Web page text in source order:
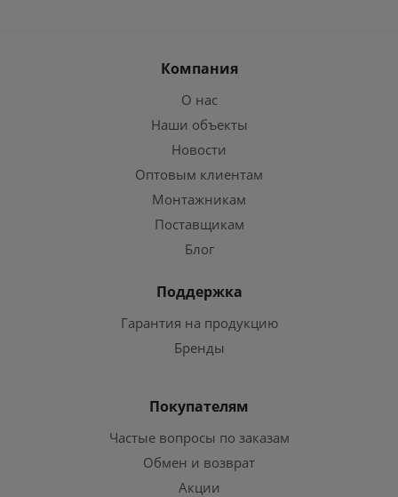
Компания
О нас
Наши объекты
Новости
Оптовым клиентам
Монтажникам
Поставщикам
Блог
Поддержка
Гарантия на продукцию
Бренды
Покупателям
Частые вопросы по заказам
Обмен и возврат
Акции